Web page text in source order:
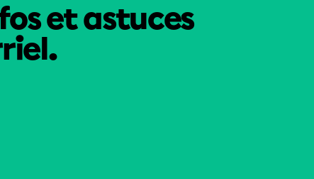
et astuces